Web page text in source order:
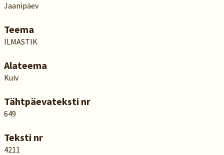
Jaanipäev
Teema
ILMASTIK
Alateema
Kuiv
Tähtpäevateksti nr
649
Teksti nr
4211